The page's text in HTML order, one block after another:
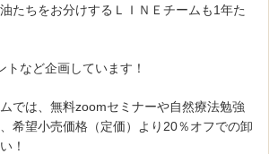
たちをお分けするＬＩＮＥチームも1年た
トなど企画しています！
では、無料zoomセミナーや自然療法勉強
希望小売価格（定価）より20％オフでの卸
！